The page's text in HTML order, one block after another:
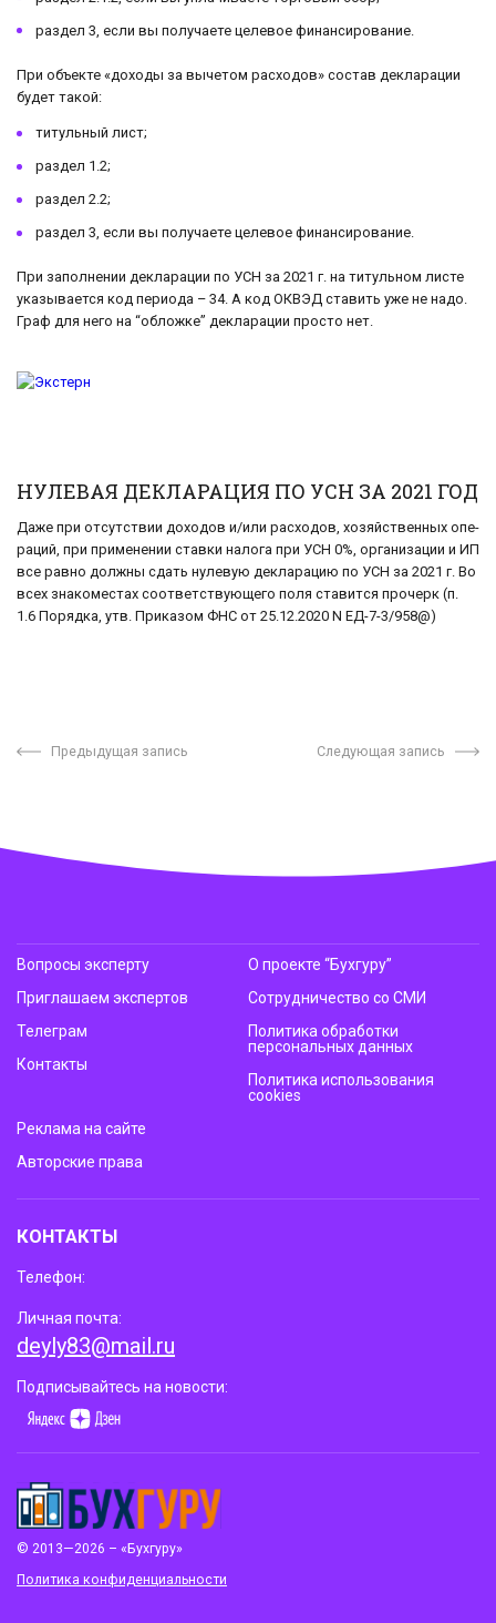
раздел 3, если вы получаете целевое финансирование.
При объекте «доходы за вычетом расходов» состав декларации
будет такой:
титульный лист;
раздел 1.2;
раздел 2.2;
раздел 3, если вы получаете целевое финансирование.
При заполнении декларации по УСН за 2021 г. на титульном листе
указывается код периода – 34. А код ОКВЭД ставить уже не надо.
Граф для него на “обложке” декларации просто нет.
НУЛЕВАЯ ДЕКЛАРАЦИЯ ПО УСН ЗА 2021 ГОД
Даже при от­сут­ствии до­хо­дов и/или рас­хо­дов, хо­зяй­ствен­ных опе­
ра­ций, при при­ме­не­нии став­ки налога при УСН 0%, организации и ИП
все равно долж­ны сдать ну­ле­вую де­кла­ра­цию по УСН за 2021 г. Во
всех зна­ко­ме­стах со­от­вет­ству­ю­ще­го поля ста­вит­ся про­черк (п.
1.6 По­ряд­ка, утв. При­ка­зом ФНС от 25.12.2020 N ЕД-7-3/958@)
Предыдущая запись Следующая запись
© 2013—2026 – «Бухгуру»
Политика конфиденциальности
Вопросы эксперту
Приглашаем экспертов
Телеграм
Контакты
О проекте “Бухгуру”
Сотрудничество со СМИ
Политика обработки
персональных данных
Политика использования
cookies
Реклама на сайте
Авторские права
КОНТАКТЫ
Телефон:
Личная почта:
deyly83@mail.ru
Подписывайтесь на новости: